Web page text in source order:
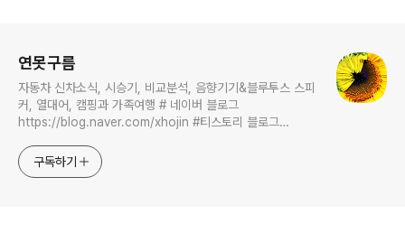
연못구름
자동차 신차소식, 시승기, 비교분석, 음향기기&블루투스 스피
커, 열대어, 캠핑과 가족여행 # 네이버 블로그
https://blog.naver.com/xhojin #티스토리 블로그
https://www.youtube.com/c/연못구름 콜라보 문의는
xhojin@naver.com 으로 주시면 신속하게 답변 드리겠습니
구독하기